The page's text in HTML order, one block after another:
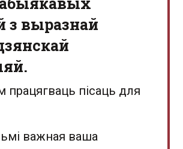
з выразнай
пісаць для
важная ваша